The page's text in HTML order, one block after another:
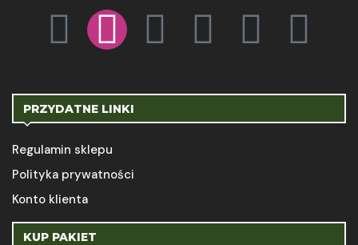
PRZYDATNE LINKI
Regulamin sklepu
Polityka prywatności
Konto klienta
KUP PAKIET